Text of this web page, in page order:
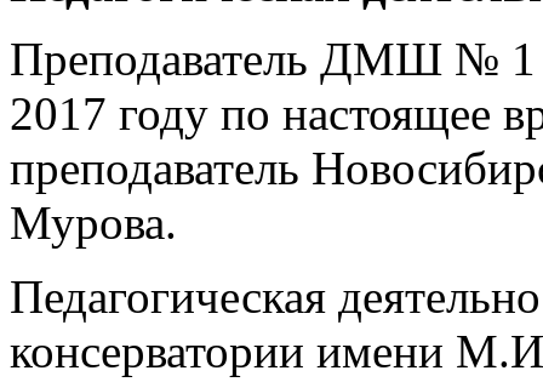
Преподаватель ДМШ № 1
2017 году по настоящее
преподаватель
Мурова.
Педагогическая
консерватории имени